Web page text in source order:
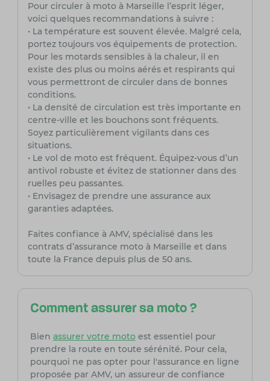
Pour circuler à moto à Marseille l’esprit léger,
voici quelques recommandations à suivre :
• La température est souvent élevée. Malgré cela,
portez toujours vos équipements de protection.
Pour les motards sensibles à la chaleur, il en
existe des plus ou moins aérés et respirants qui
vous permettront de circuler dans de bonnes
conditions.
• La densité de circulation est très importante en
centre-ville et les bouchons sont fréquents.
Soyez particulièrement vigilants dans ces
situations.
• Le vol de moto est fréquent. Équipez-vous d’un
antivol robuste et évitez de stationner dans des
ruelles peu passantes.
• Envisagez de prendre une assurance aux
garanties adaptées.
Faites confiance à AMV, spécialisé dans les
contrats d’assurance moto à Marseille et dans
toute la France depuis plus de 50 ans.
Comment assurer sa moto ?
Bien assurer votre motoest essentiel pour
prendre la route en toute sérénité. Pour cela,
pourquoi ne pas opter pour l'assurance en ligne
proposée par AMV, un assureur de confiance